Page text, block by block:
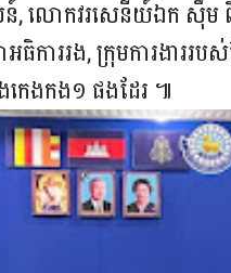
សន៍, លោកវរសេនីយ៍ឯក​ សុឹម​
ររង, ក្រុមការងាររបស់ផ
កេងកង១ ផងដែរ ៕